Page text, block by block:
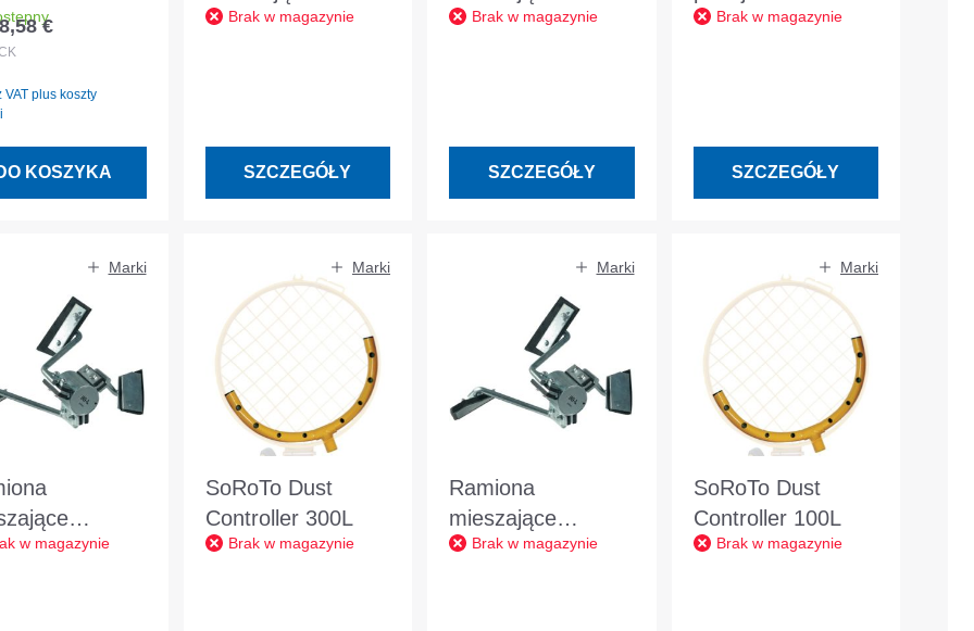
regularna:
€
VAT plus koszty
KOSZYKA
SoRoTo Wiadra
Brak w magazynie
SZCZEGÓŁY
SoRoTo Wiadra
Brak w magazynie
SZCZEGÓŁY
do dużych
Brak w magazynie
SZCZEGÓŁY
Marki
Wiadra
w magazynie
Marki
SoRoTo Dust
Controller 300L
Brak w magazynie
Marki
Ramiona
mieszające
SoRoTo Wiadra
Brak w magazynie
Marki
SoRoTo Dust
Controller 100L
Brak w magazynie